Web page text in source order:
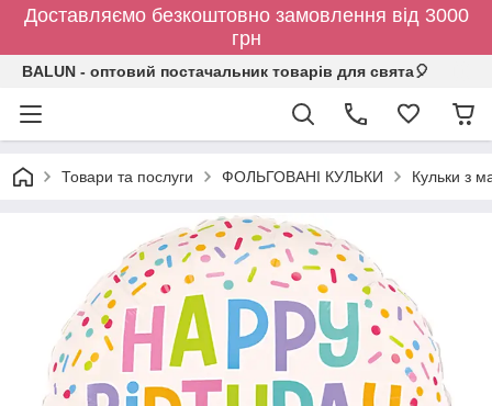
Доставляємо безкоштовно замовлення від 3000
грн
BALUN - оптовий постачальник товарів для свята🎈
Товари та послуги ФОЛЬГОВАНІ КУЛЬКИ Кульки з